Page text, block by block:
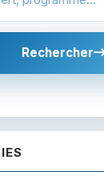
Rechercher